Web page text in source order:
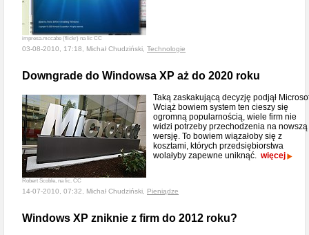
impresa.mccabe (flickr) na lic CC
03-08-2010, 17:18, Michał Chudziński, Technologie
Downgrade do Windowsa XP aż do 2020 roku
Robert Scoble, na lic. CC
Taką zaskakującą decyzję podjął
Wciąż bowiem system ten cieszy się
ogromną popularnością, wiele firm nie
widzi potrzeby przechodzenia na nowszą
wersję. To bowiem wiązałoby się z
kosztami, których przedsiębiorstwa
wolałyby zapewne uniknąć. więcej
14-07-2010, 07:32, Michał Chudziński, Pieniądze
Windows XP zniknie z firm do 2012 roku?